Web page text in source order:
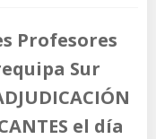
Profesores
Sur
el día